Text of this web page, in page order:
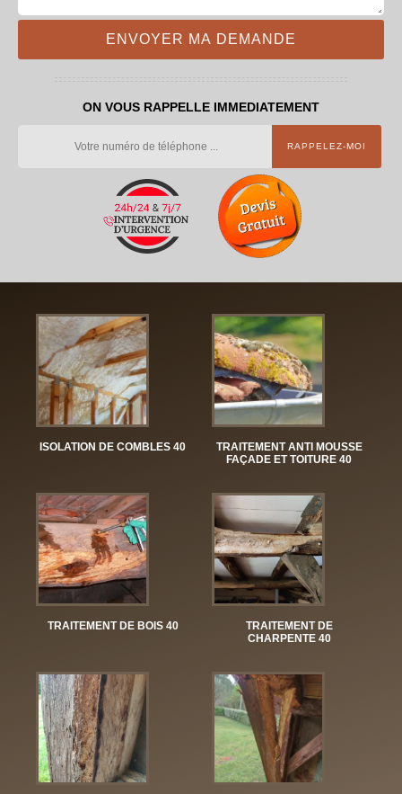
ON VOUS RAPPELLE IMMEDIATEMENT
ISOLATION DE COMBLES 40
TRAITEMENT ANTI MOUSSE
FAÇADE ET TOITURE 40
TRAITEMENT DE BOIS 40
TRAITEMENT DE
CHARPENTE 40